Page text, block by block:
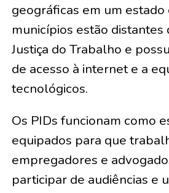
geográficas em um
municípios estão distantes
Justiça do Trabalho e
de acesso à internet e a
tecnológicos.
Os PIDs funcionam como
equipados para que
empregadores e
participar de audiências e